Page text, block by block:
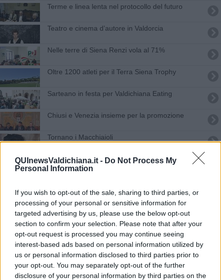
QUInewsValdichiana.it - Do Not Process My
Personal Information
If you wish to opt-out of the sale, sharing to third parties, or
processing of your personal or sensitive information for
targeted advertising by us, please use the below opt-out
section to confirm your selection. Please note that after your
opt-out request is processed you may continue seeing
interest-based ads based on personal information utilized by
us or personal information disclosed to third parties prior to
your opt-out. You may separately opt-out of the further
disclosure of your personal information by third parties on the
Terme e linea lenta nel protocollo del futuro
Teatro e cinema d’autore in Valdorcia
Nelle terre di Siena Renzi vola al 71%
Oltre 1200 atleti per il Terra Siena Trophy
Sarteano in festa per Valdichiana Eating
Chiusi e Venezia insieme per la promozione
Tornano i Macchiaioli
Tappa della Grand Tour Unesco
“Treno degli Etruschi” alla scoperta di Porsenna
Nuova vita per le mura di Monticchiello
Bezzini: “Siena non sia il porto delle nebbie”
Le terre di scavo gettate nella discarica abusiva